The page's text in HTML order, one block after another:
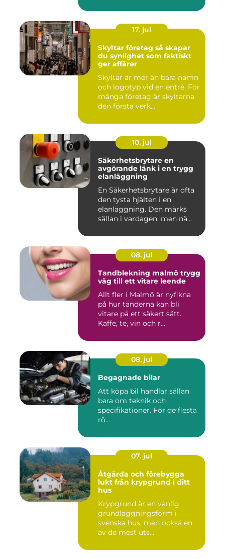
17. jul
Skyltar företag så skapar
du synlighet som faktiskt
ger affärer
Skyltar är mer än bara namn
och logotyp vid en entré. För
många företag är skyltarna
den första verk...
10. jul
Säkerhetsbrytare en
avgörande länk i en trygg
elanläggning
En Säkerhetsbrytare är ofta
den tysta hjälten i en
elanläggning. Den märks
sällan i vardagen, men nä...
08. jul
Tandblekning malmö trygg
väg till ett vitare leende
Allt fler i Malmö är nyfikna
på hur tänderna kan bli
vitare på ett säkert sätt.
Kaffe, te, vin och r...
08. jul
Begagnade bilar
Att köpa bil handlar sällan
bara om teknik och
specifikationer. För de flesta
rö...
07. jul
Åtgärda och förebygga
lukt från krypgrund i ditt
hus
Krypgrund är en vanlig
grundläggningsform i
svenska hus, men också en
av de mest uts...